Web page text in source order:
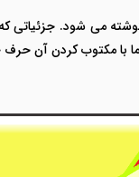
می شود. جزئیاتی
با مکتوب کردن آن حرف